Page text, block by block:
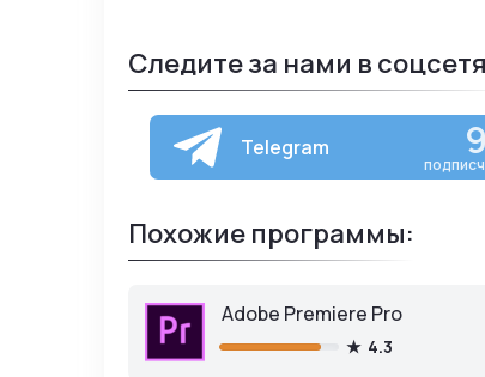
Следите за нами в
Telegram
Похожие программы:
Adobe Premiere Pro
4.3